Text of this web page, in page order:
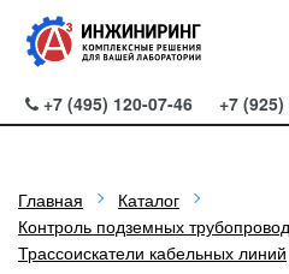
+7 (495) 120-07-46 +7
Главная
Каталог
Контроль подземных
Трассоискатели кабельных линий